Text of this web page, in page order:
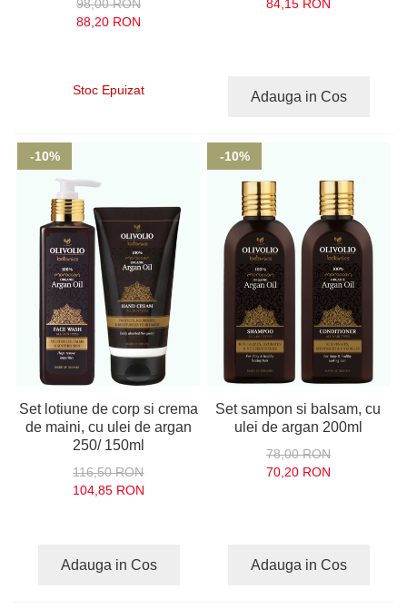
98,00 RON
88,20 RON
Stoc Epuizat
84,15 RON
Adauga in Cos
-10%
Set lotiune de corp si crema
de maini, cu ulei de argan
250/ 150ml
116,50 RON
104,85 RON
Adauga in Cos
-10%
Set sampon si balsam, cu
ulei de argan 200ml
78,00 RON
70,20 RON
Adauga in Cos